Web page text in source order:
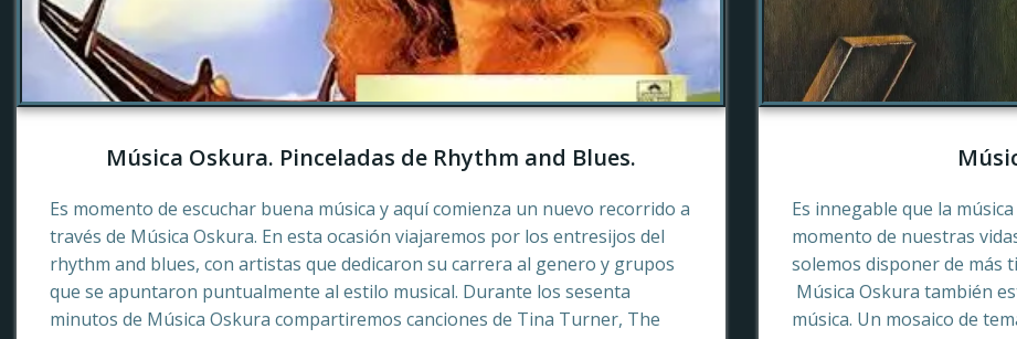
Música Oskura. Pinceladas de Rhythm and Blues.
Es momento de escuchar buena música y aquí comienza un nuevo recorrido a
través de Música Oskura. En esta ocasión viajaremos por los entresijos del
rhythm and blues, con artistas que dedicaron su carrera al genero y grupos
que se apuntaron puntualmente al estilo musical. Durante los sesenta
minutos de Música Oskura compartiremos canciones de Tina Turner, The
Es innegable que la
momento de nuestras
solemos disponer de más
Música Oskura también
música. Un mosaico de